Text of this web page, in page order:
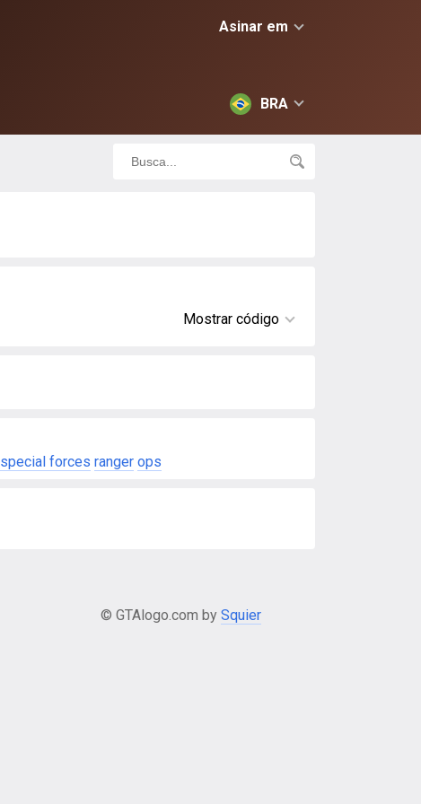
Asinar em
BRA
Mostrar código
special forces ranger ops
© GTAlogo.com by Squier